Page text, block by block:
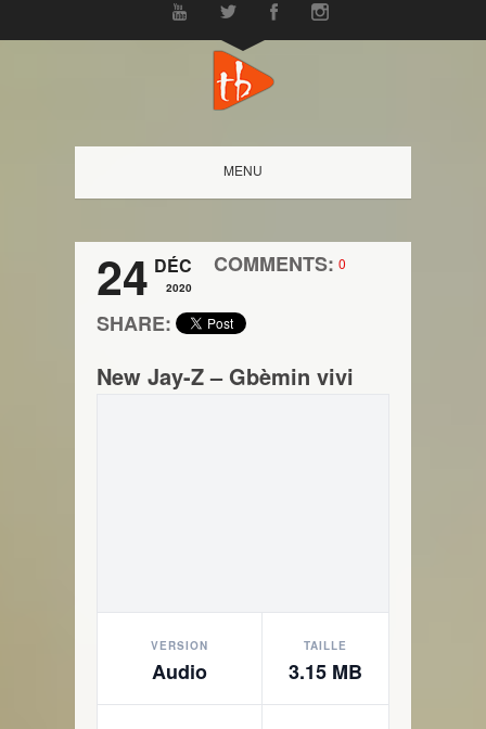
MENU
24 DÉC
2020
COMMENTS: 0
SHARE:
New Jay-Z – Gbèmin vivi
VERSION
Audio
TAILLE
3.15 MB